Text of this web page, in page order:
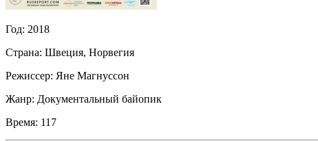
Год: 2018
Страна: Швеция, Норвегия
Режиссер: Яне Магнуссон
Жанр: Документальный байопик
Время: 117